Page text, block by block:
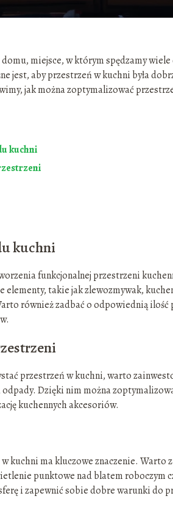
miejsce, w którym spędzamy wiele
jest, aby przestrzeń w kuchni była
jak można zoptymalizować
kuchni
kuchni
funkcjonalnej przestrzeni
elementy, takie jak zlewozmywak,
również zadbać o odpowiednią
przestrzeń w kuchni, warto
odpady. Dzięki nim można
kuchennych akcesoriów.
kuchni ma kluczowe znaczenie. Warto
punktowe nad blatem roboczym
i zapewnić sobie dobre warunki do